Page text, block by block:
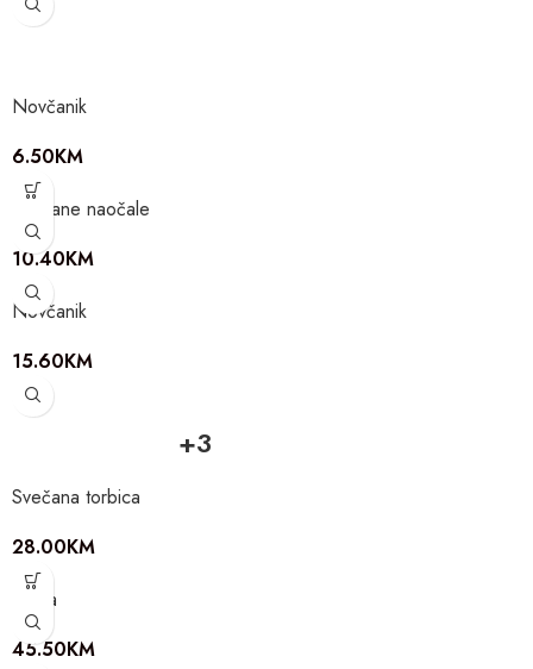
Novčanik
6.50KM
Sunčane naočale
10.40KM
Novčanik
15.60KM
+3
Svečana torbica
28.00KM
Torba
45.50KM